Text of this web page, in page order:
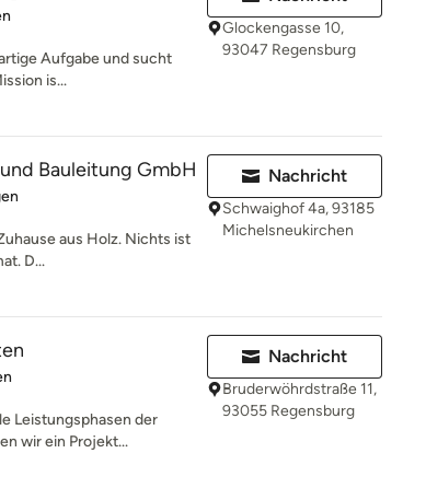
5 Sternen
Aufgabe und sucht
is...
Glockengasse 10,
93047 Regensburg
Bauleitung GmbH
5 Sternen
aus Holz. Nichts ist
D...
Nachricht
Schwaighof 4a, 93185
Michelsneukirchen
5 Sternen
Leistungsphasen der
wir ein Projekt...
Nachricht
Bruderwöhrdstraße 11,
93055 Regensburg